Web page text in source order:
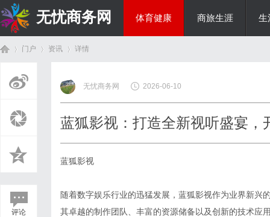
无忧商务网 体育健康 商旅生涯 生
门户 资讯
›
详情
评论
无忧商务网 2026-06-10
蓝狐影视：打造全新视听盛宴，
蓝狐影视
随着数字娱乐行业的迅猛发展，蓝狐影视作为业界新兴
其卓越的制作团队、丰富的资源储备以及创新的技术应